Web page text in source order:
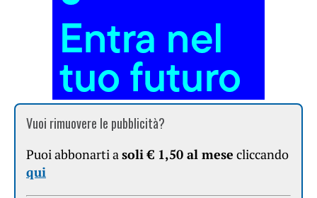
Vuoi rimuovere le pubblicità?
Puoi abbonarti asoli € 1,50 al mese cliccando
qui